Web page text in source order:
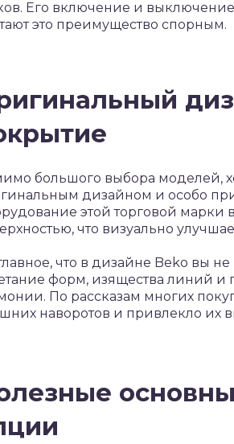
Его включение и
это преимущество спорным.
большого выбора моделей,
дизайном и особо
этой торговой марки
что визуально
что в дизайне Beko вы
форм, изящества линий и
По рассказам многих
наворотов и привлекло их